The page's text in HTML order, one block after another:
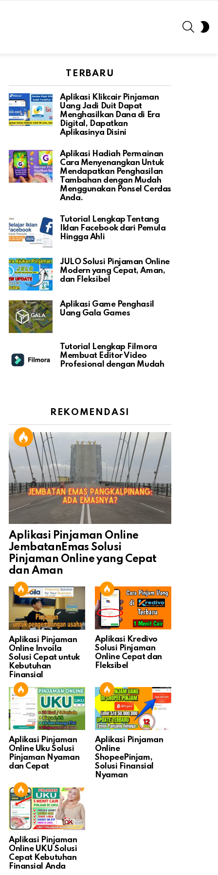
TERBARU
Aplikasi Klikcair Pinjaman
Uang Jadi Duit Dapat
Menghasilkan Dana di Era
Digital, Dapatkan
Aplikasinya Disini
Aplikasi Hadiah Permainan
Cara Menyenangkan Untuk
Mendapatkan Penghasilan
Tambahan dengan Mudah
Menggunakan Ponsel Cerdas
Anda.
Tutorial Lengkap Tentang
Iklan Facebook dari Pemula
Hingga Ahli
JULO Solusi Pinjaman Online
Modern yang Cepat, Aman,
dan Fleksibel
Aplikasi Game Penghasil
Uang Gala Games
Tutorial Lengkap Filmora
Membuat Editor Video
Profesional dengan Mudah
REKOMENDASI
Aplikasi Pinjaman Online
JembatanEmas Solusi
Pinjaman Online yang Cepat
dan Aman
Aplikasi Pinjaman
Online Invoila
Solusi Cepat untuk
Kebutuhan
Finansial
Aplikasi Kredivo
Solusi Pinjaman
Online Cepat dan
Fleksibel
Aplikasi Pinjaman
Online Uku Solusi
Pinjaman Nyaman
dan Cepat
Aplikasi Pinjaman
Online
ShopeePinjam,
Solusi Finansial
Nyaman
Aplikasi Pinjaman
Online UKU Solusi
Cepat Kebutuhan
Finansial Anda